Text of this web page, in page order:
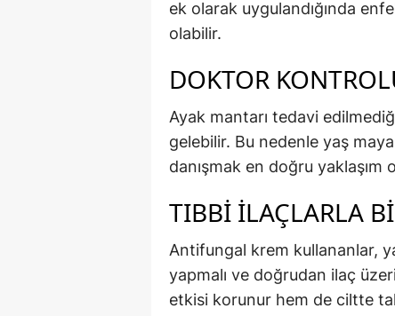
ek olarak uygulandığında
olabilir.
DOKTOR
Ayak mantarı tedavi
gelebilir. Bu nedenle yaş
danışmak en doğru yaklaşım
TIBBI İLAÇLARLA
Antifungal krem kullananlar,
yapmalı ve doğrudan ilaç
etkisi korunur hem de ciltte